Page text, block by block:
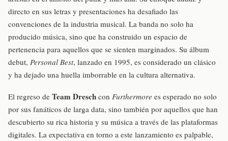
directo en sus letras y presentaciones ha desafiado las
convenciones de la industria musical. La banda no solo ha
producido música, sino que ha construido un espacio de
pertenencia para aquellos que se sienten marginados. Su álbum
debut, Personal Best, lanzado en 1995, es considerado un clásico
y ha dejado una huella imborrable en la cultura alternativa.
El regreso de Team Dresch con Furthermore es esperado no solo
por sus fanáticos de larga data, sino también por aquellos que han
descubierto su rica historia y su música a través de las plataformas
digitales. La expectativa en torno a este lanzamiento es palpable,